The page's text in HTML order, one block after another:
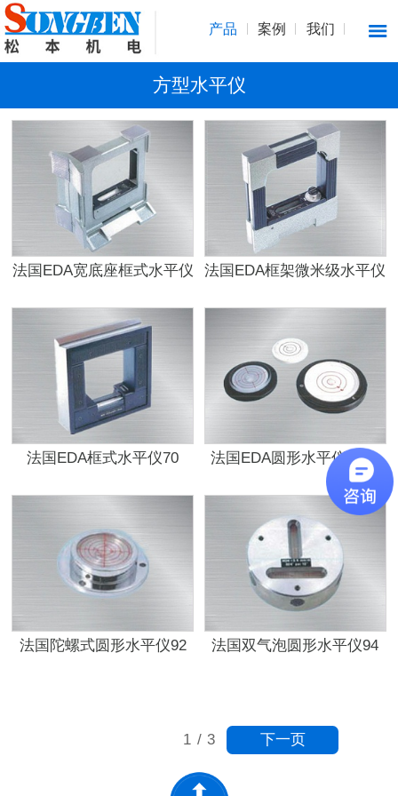
产品 案例 我们
方型水平仪
法国EDA宽底座框式水平仪
法国EDA框架微米级水平仪
法国EDA框式水平仪70 法国EDA圆形水平仪92PL
法国陀螺式圆形水平仪92 法国双气泡圆形水平仪94
1 / 3 下一页